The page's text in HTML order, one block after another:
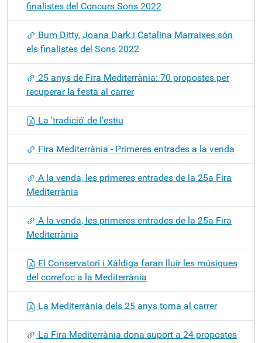
finalistes del Concurs Sons 2022
Bum Ditty, Joana Dark i Catalina Marraixes són
els finalistes del Sons 2022
25 anys de Fira Mediterrània: 70 propostes per
recuperar la festa al carrer
La 'tradició' de l'estiu
Fira Mediterrània - Primeres entrades a la venda
A la venda, les primeres entrades de la 25a Fira
Mediterrània
A la venda, les primeres entrades de la 25a Fira
Mediterrània
El Conservatori i Xàldiga faran lluir les músiques
del correfoc a la Mediterrània
La Mediterrània dels 25 anys torna al carrer
La Fira Mediterrània dona suport a 24 propostes